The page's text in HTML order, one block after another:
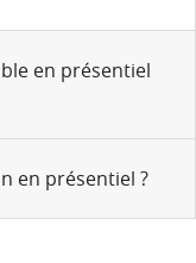
en présentiel
en présentiel ?